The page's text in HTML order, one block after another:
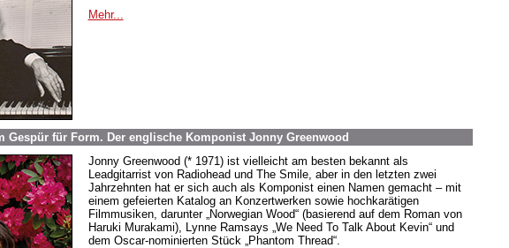
Mehr...
Gespür für Form. Der englische Komponist Jonny Greenwood
Jonny Greenwood (* 1971) ist vielleicht am besten bekannt als
Leadgitarrist von Radiohead und The Smile, aber in den letzten zwei
Jahrzehnten hat er sich auch als Komponist einen Namen gemacht – mit
einem gefeierten Katalog an Konzertwerken sowie hochkarätigen
Filmmusiken, darunter „Norwegian Wood“ (basierend auf dem Roman von
Haruki Murakami), Lynne Ramsays „We Need To Talk About Kevin“ und
dem Oscar-nominierten Stück „Phantom Thread“.